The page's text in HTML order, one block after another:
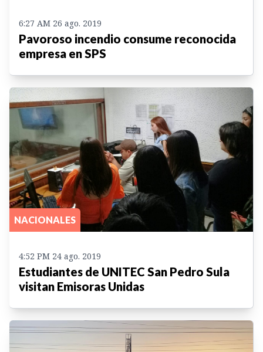
6:27 AM 26 ago. 2019
Pavoroso incendio consume reconocida
empresa en SPS
NACIONALES
4:52 PM 24 ago. 2019
Estudiantes de UNITEC San Pedro Sula
visitan Emisoras Unidas